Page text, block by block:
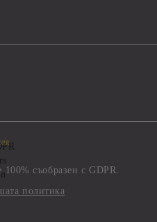
съобразен с GDPR.
политика